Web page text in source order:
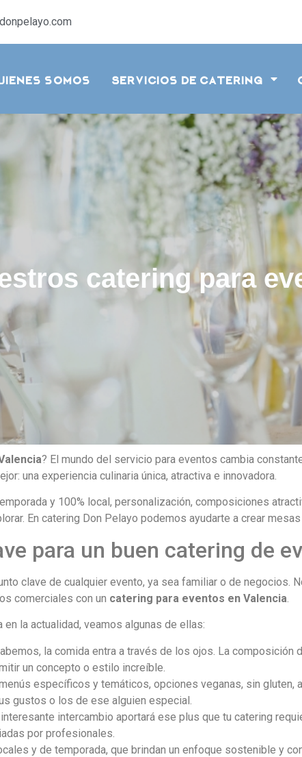
somos Servicios de catering
catering para
? El mundo del servicio para eventos cambia
una experiencia culinaria única, atractiva e innovadora.
y 100% local, personalización, composiciones
En catering Don Pelayo podemos ayudarte a crear
para un buen catering de
clave de cualquier evento, ya sea familiar o de negocios.
comerciales con un catering para eventos en Valencia
la actualidad, veamos algunas de ellas:
la comida entra a través de los ojos. La
un concepto o estilo increíble.
específicos y temáticos, opciones veganas, sin gluten,
gustos o los de ese alguien especial.
intercambio aportará ese plus que tu catering
por profesionales.
y de temporada, que brindan un enfoque sostenible y